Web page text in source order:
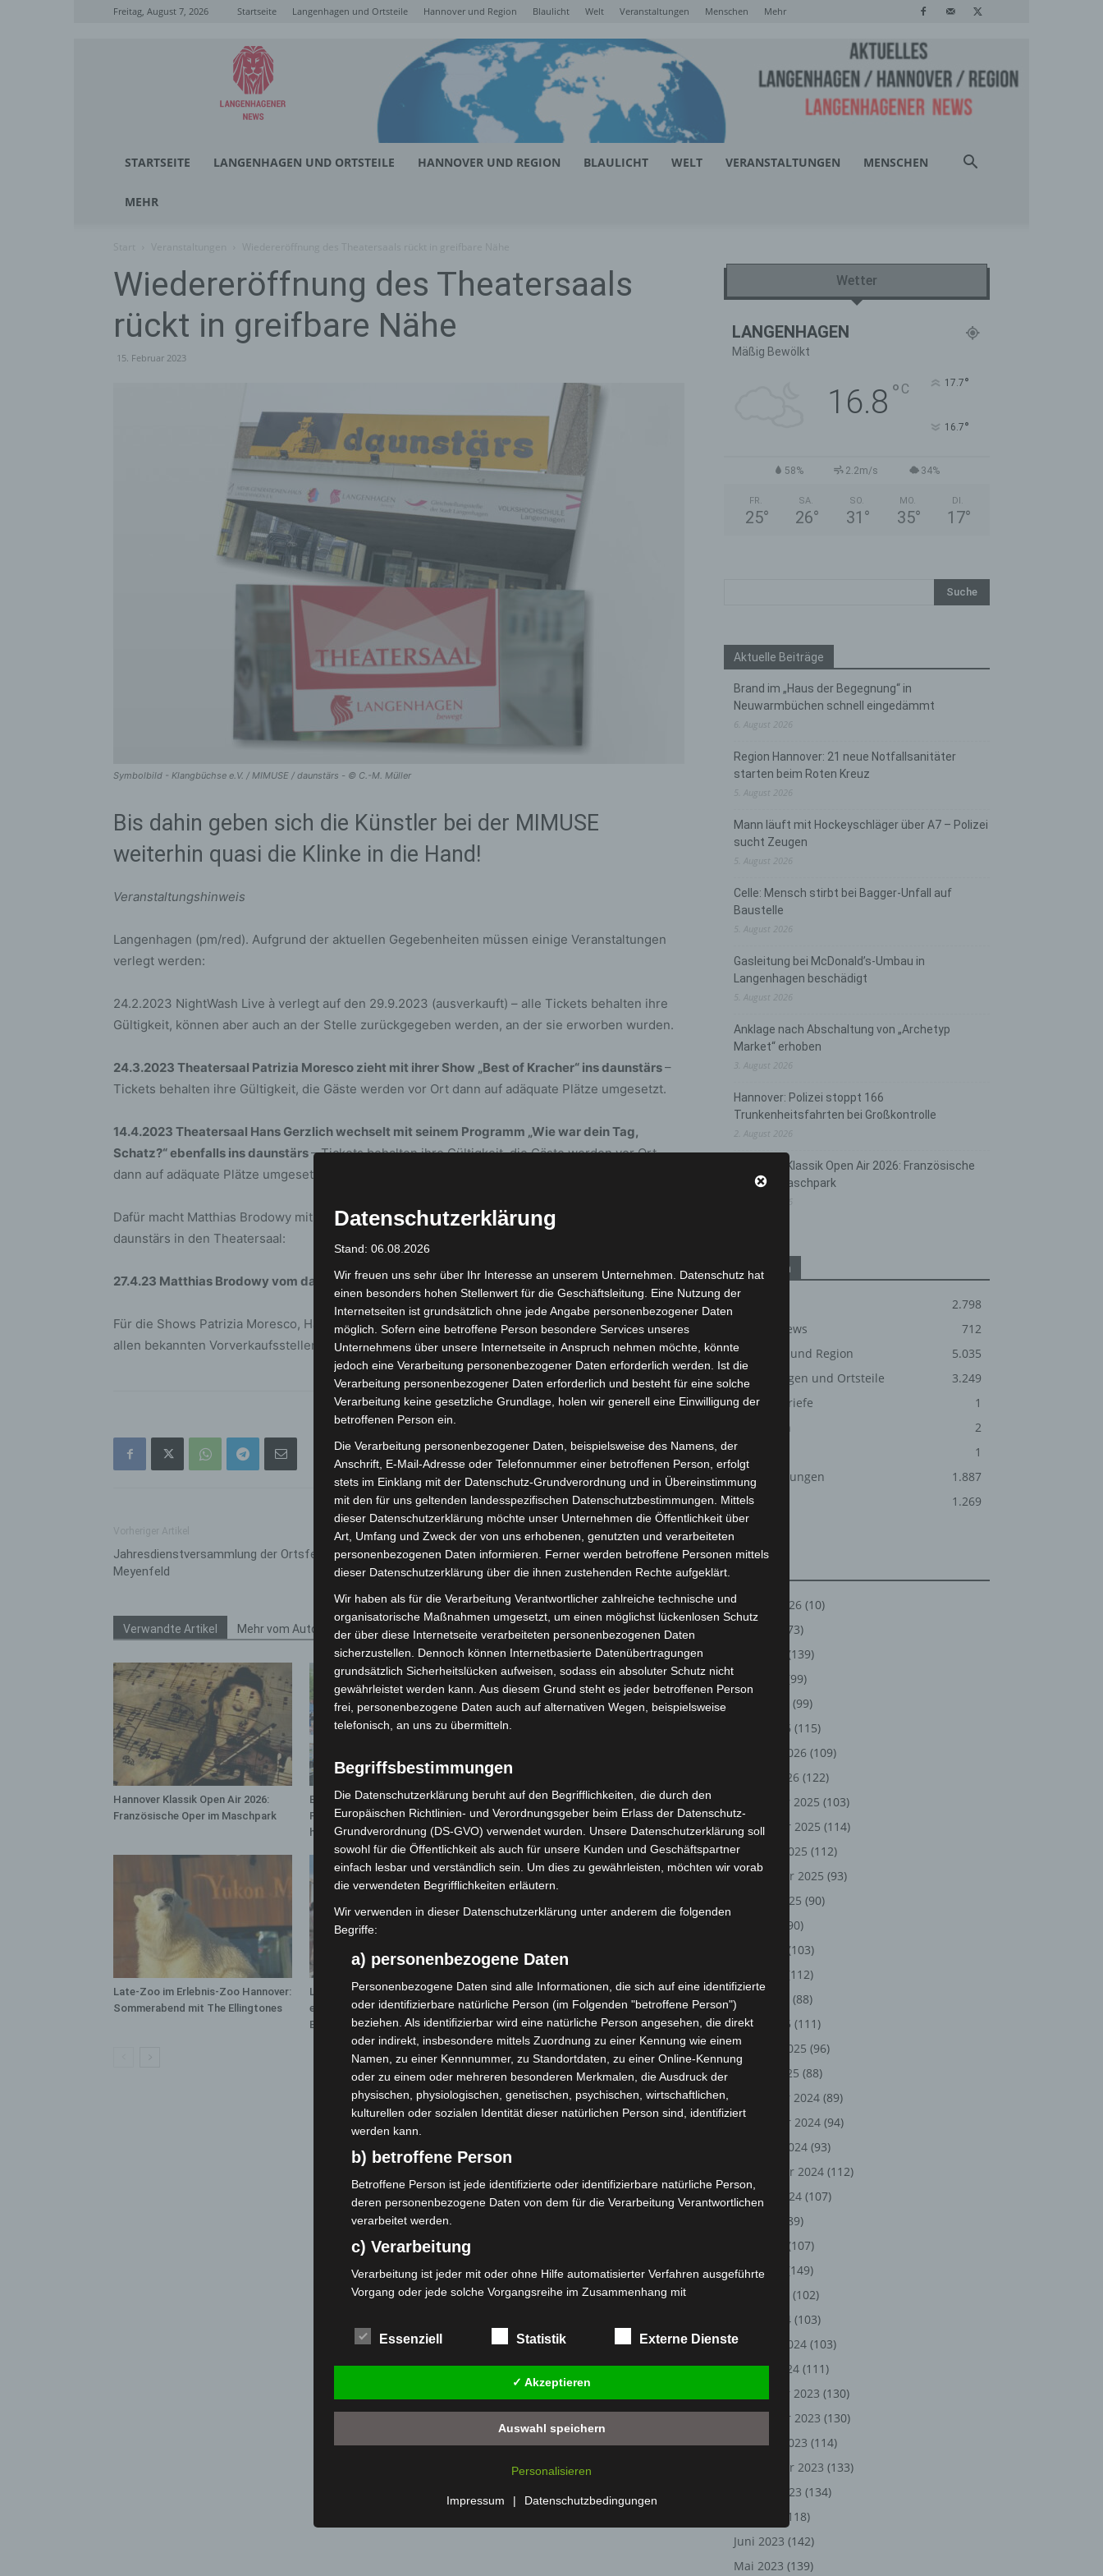
Freitag, August 7, 2026 Startseite Langenhagen und Ortsteile Hannover und Region Blaulicht Welt Veranstaltungen Menschen Mehr
Langenhagener
News
STARTSEITE LANGENHAGEN UND ORTSTEILE HANNOVER UND REGION BLAULICHT WELT VERANSTALTUNGEN MENSCHEN
MEHR
Wiedereröffnung des Theatersaals
rückt in greifbare Nähe
15. Februar 2023
Symbolbild - Klangbüchse e.V. / MIMUSE / daunstärs - © C.-M. Müller
Bis dahin geben sich die Künstler bei der MIMUSE
weiterhin quasi die Klinke in die Hand!
Veranstaltungshinweis
Langenhagen (pm/red). Aufgrund der aktuellen Gegebenheiten müssen einige Veranstaltungen
verlegt werden:
24.2.2023 NightWash Live à verlegt auf den 29.9.2023 (ausverkauft) – alle Tickets behalten ihre
Gültigkeit, können aber auch an der Stelle zurückgegeben werden, an der sie erworben wurden.
24.3.2023 Theatersaal Patrizia Moresco zieht mit ihrer Show „Best of Kracher“ ins daunstärs–
Tickets behalten ihre Gültigkeit, die Gäste werden vor Ort dann auf adäquate Plätze umgesetzt.
14.4.2023 Theatersaal Hans Gerzlich wechselt mit seinem Programm „Wie war dein Tag,
Schatz?“ ebenfalls ins daunstärs– Tickets behalten ihre Gültigkeit, die Gäste werden vor Ort
dann auf adäquate Plätze umgesetzt.
Dafür macht Matthias Brodowy mit seinem neuen Programm „Klappstuhl und ich“ den Schritt vom
daunstärs in den Theatersaal:
27.4.23 Matthias Brodowy vom daunstärs in den Theatersaal verlegt(freie Sitzplatzwahl)
Für die Shows Patrizia Moresco, Hans Gerzlich und Matthias Brodowy gibt es noch Tickets an
allen bekannten Vorverkaufsstellen und unter www.eventim.de
Jahresdienstversammlung der Ortsfeuerwehr
Meyenfeld
Nächster Artikel
Verkehrseinschränkungen durch Karnevalsumzug
am Sonnabend
Verwandte Artikel Mehr vom Autor
Hannover Klassik Open Air 2026:
Französische Oper im Maschpark
Blaulichtmeile Langenhagen 2026:
Polizei, Feuerwehr und Rettung
hautnah erleben
Haus der Jugend lädt zum
Wünsche-Freitag in Langenhagen ein
Late-Zoo im Erlebnis-Zoo Hannover:
Sommerabend mit The Ellingtones
Landesgartenschau Bad Nenndorf
erreicht Halbzeit mit 350.000
Besuchen
Maker Faire Hannover 2026 bringt
Technik-Wissen auf die Bühne
Wetter
LANGENHAGEN
Mäßig Bewölkt
16.8 ° C 17.7°
16.7°
58% 2.2m/s 34%
FR.
25°
SA.
26°
SO.
31 °
MO.
35°
DI.
17°
Aktuelle Beiträge
Brand im „Haus der Begegnung“ in
Neuwarmbüchen schnell eingedämmt
6. August 2026
Region Hannover: 21 neue Notfallsanitäter
starten beim Roten Kreuz
5. August 2026
Mann läuft mit Hockeyschläger über A7 – Polizei
sucht Zeugen
5. August 2026
Celle: Mensch stirbt bei Bagger-Unfall auf
Baustelle
5. August 2026
Gasleitung bei McDonald’s-Umbau in
Langenhagen beschädigt
5. August 2026
Anklage nach Abschaltung von „Archetyp
Market“ erhoben
3. August 2026
Hannover: Polizei stoppt 166
Trunkenheitsfahrten bei Großkontrolle
2. August 2026
Hannover Klassik Open Air 2026: Französische
Oper im Maschpark
Kategorien
2.798
Corona-News
712
Hannover und Region
5.035
Langenhagen und Ortsteile
3.249
Leserbriefe
1
Menschen
2
Über uns
1
Veranstaltungen
1.887
Welt
1.269
August 2026 (10)
(73)
(139)
(99)
(99)
März 2026 (115)
Februar 2026 (109)
Januar 2026 (122)
Dezember 2025 (103)
November 2025 (114)
Oktober 2025 (112)
September 2025 (93)
August 2025 (90)
(90)
(103)
(112)
April 2025
(88)
März 2025 (111)
Februar 2025 (96)
Januar 2025 (88)
Dezember 2024 (89)
November 2024 (94)
Oktober 2024 (93)
September 2024 (112)
August 2024 (107)
(89)
(107)
Mai 2024
(149)
(102)
März 2024 (103)
Februar 2024 (103)
Januar 2024 (111)
Dezember 2023 (130)
November 2023 (130)
Oktober 2023 (114)
September 2023 (133)
August 2023 (134)
(118)
Juni 2023 (142)
Mai 2023 (139)
Datenschutzerklärung
Stand: 06.08.2026
Wir freuen uns sehr über Ihr Interesse an unserem Unternehmen. Datenschutz hat
einen besonders hohen Stellenwert für die Geschäftsleitung. Eine Nutzung der
Internetseiten ist grundsätzlich ohne jede Angabe personenbezogener Daten
möglich. Sofern eine betroffene Person besondere Services unseres
Unternehmens über unsere Internetseite in Anspruch nehmen möchte, könnte
jedoch eine Verarbeitung personenbezogener Daten erforderlich werden. Ist die
Verarbeitung personenbezogener Daten erforderlich und besteht für eine solche
Verarbeitung keine gesetzliche Grundlage, holen wir generell eine Einwilligung der
betroffenen Person ein.
Die Verarbeitung personenbezogener Daten, beispielsweise des Namens, der
Anschrift, E-Mail-Adresse oder Telefonnummer einer betroffenen Person, erfolgt
stets im Einklang mit der Datenschutz-Grundverordnung und in Übereinstimmung
mit den für uns geltenden landesspezifischen Datenschutzbestimmungen. Mittels
dieser Datenschutzerklärung möchte unser Unternehmen die Öffentlichkeit über
Art, Umfang und Zweck der von uns erhobenen, genutzten und verarbeiteten
personenbezogenen Daten informieren. Ferner werden betroffene Personen mittels
dieser Datenschutzerklärung über die ihnen zustehenden Rechte aufgeklärt.
Wir haben als für die Verarbeitung Verantwortlicher zahlreiche technische und
organisatorische Maßnahmen umgesetzt, um einen möglichst lückenlosen Schutz
der über diese Internetseite verarbeiteten personenbezogenen Daten
sicherzustellen. Dennoch können Internetbasierte Datenübertragungen
grundsätzlich Sicherheitslücken aufweisen, sodass ein absoluter Schutz nicht
gewährleistet werden kann. Aus diesem Grund steht es jeder betroffenen Person
frei, personenbezogene Daten auch auf alternativen Wegen, beispielsweise
telefonisch, an uns zu übermitteln.
Begriffsbestimmungen
Die Datenschutzerklärung beruht auf den Begrifflichkeiten, die durch den
Europäischen Richtlinien- und Verordnungsgeber beim Erlass der Datenschutz-
Grundverordnung (DS-GVO) verwendet wurden. Unsere Datenschutzerklärung soll
sowohl für die Öffentlichkeit als auch für unsere Kunden und Geschäftspartner
einfach lesbar und verständlich sein. Um dies zu gewährleisten, möchten wir vorab
die verwendeten Begrifflichkeiten erläutern.
Wir verwenden in dieser Datenschutzerklärung unter anderem die folgenden
Begriffe:
a) personenbezogene Daten
Personenbezogene Daten sind alle Informationen, die sich auf eine identifizierte
oder identifizierbare natürliche Person (im Folgenden "betroffene Person")
beziehen. Als identifizierbar wird eine natürliche Person angesehen, die direkt
oder indirekt, insbesondere mittels Zuordnung zu einer Kennung wie einem
Namen, zu einer Kennnummer, zu Standortdaten, zu einer Online-Kennung
oder zu einem oder mehreren besonderen Merkmalen, die Ausdruck der
physischen, physiologischen, genetischen, psychischen, wirtschaftlichen,
kulturellen oder sozialen Identität dieser natürlichen Person sind, identifiziert
werden kann.
b) betroffene Person
Betroffene Person ist jede identifizierte oder identifizierbare natürliche Person,
deren personenbezogene Daten von dem für die Verarbeitung Verantwortlichen
verarbeitet werden.
c) Verarbeitung
Verarbeitung ist jeder mit oder ohne Hilfe automatisierter Verfahren ausgeführte
Vorgang oder jede solche Vorgangsreihe im Zusammenhang mit
das Ordnen, die Speicherung, die Anpassung oder Veränderung, das Auslesen,
das Abfragen, die Verwendung, die Offenlegung durch Übermittlung, Verbreitung
oder eine andere Form der Bereitstellung, den Abgleich oder die Verknüpfung,
die Einschränkung, das Löschen oder die Vernichtung.
d) Einschränkung der Verarbeitung
Einschränkung der Verarbeitung ist die Markierung gespeicherter
Profiling ist jede Art der automatisierten Verarbeitung personenbezogener
Daten, die darin besteht, dass diese personenbezogenen Daten verwendet
werden, um bestimmte persönliche Aspekte, die sich auf eine natürliche Person
Essenziell Statistik Externe Dienste
✓ Akzeptieren
Auswahl speichern
Personalisieren
Impressum | Datenschutzbedingungen